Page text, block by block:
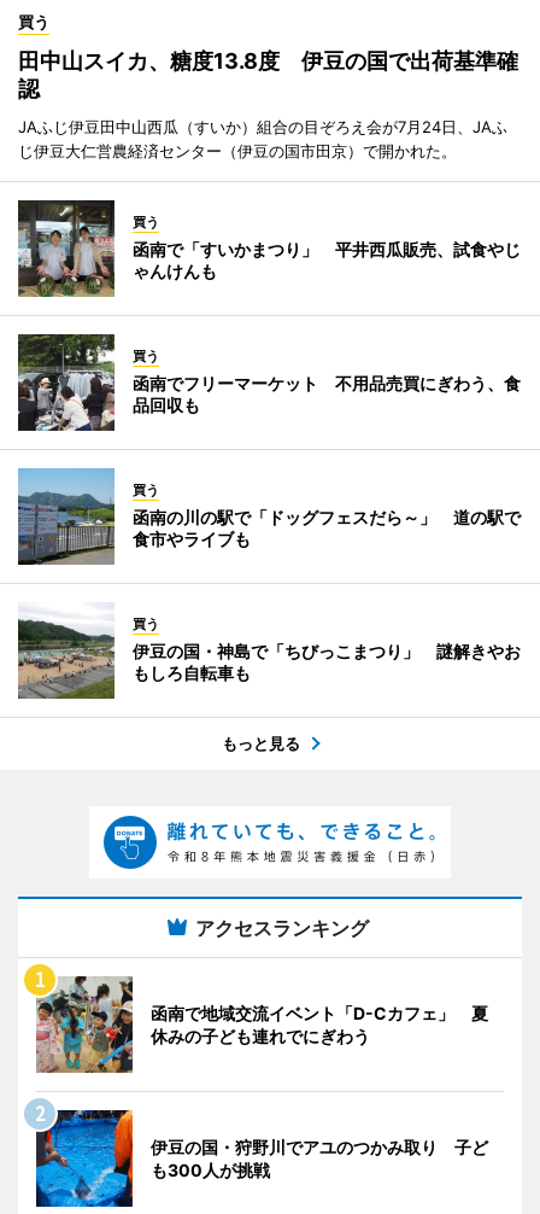
買う
田中山スイカ、糖度13.8度 伊豆の国で出荷基準確
認
JAふじ伊豆田中山西瓜（すいか）組合の目ぞろえ会が7月24日、JAふ
じ伊豆大仁営農経済センター（伊豆の国市田京）で開かれた。
買う
函南で「すいかまつり」 平井西瓜販売、試食やじ
ゃんけんも
買う
函南でフリーマーケット 不用品売買にぎわう、食
品回収も
買う
函南の川の駅で「ドッグフェスだら～」 道の駅で
食市やライブも
買う
伊豆の国・神島で「ちびっこまつり」 謎解きやお
もしろ自転車も
もっと見る
アクセスランキング
函南で地域交流イベント「D-Cカフェ」 夏
休みの子ども連れでにぎわう
伊豆の国・狩野川でアユのつかみ取り 子ど
も300人が挑戦